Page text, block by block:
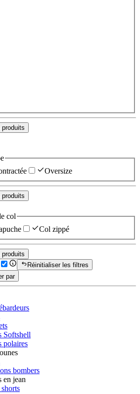
Oversize
col
Col zippé
Réinitialiser les filtres
par
Softshell
polaires
bombers
en jean